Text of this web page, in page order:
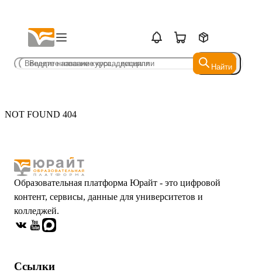
Найти
Найти
NOT FOUND 404
Образовательная платформа Юрайт - это цифровой
контент, сервисы, данные для университетов и
колледжей.
Ссылки